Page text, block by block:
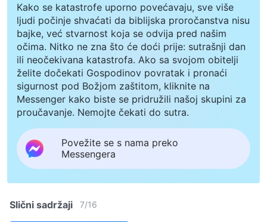
Kako se katastrofe uporno povećavaju, sve više
ljudi počinje shvaćati da biblijska proročanstva nisu
bajke, već stvarnost koja se odvija pred našim
očima. Nitko ne zna što će doći prije: sutrašnji dan
ili neočekivana katastrofa. Ako sa svojom obitelji
želite dočekati Gospodinov povratak i pronaći
sigurnost pod Božjom zaštitom, kliknite na
Messenger kako biste se pridružili našoj skupini za
proučavanje. Nemojte čekati do sutra.
Povežite se s nama preko
Messengera
Slični sadržaji 7/16